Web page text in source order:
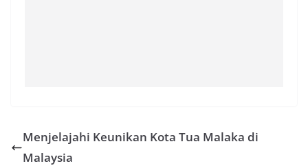
Menjelajahi Keunikan Kota Tua Malaka di
Malaysia